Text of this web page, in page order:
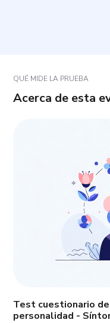
QUÉ MIDE LA PRUEBA
Acerca de esta
Test cuestionario
personalidad -